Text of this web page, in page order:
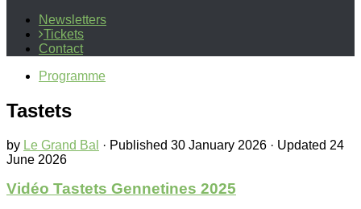
Newsletters
Tickets
Contact
Programme
Tastets
by Le Grand Bal · Published 30 January 2026 · Updated 24
June 2026
Vidéo Tastets Gennetines 2025